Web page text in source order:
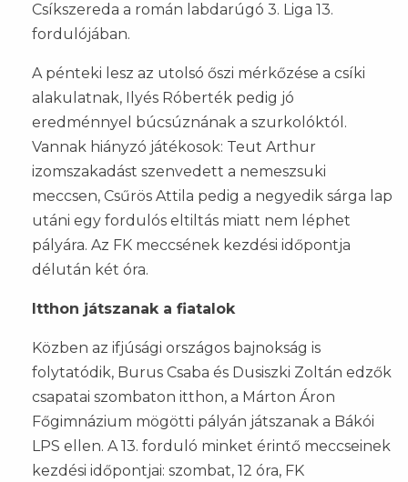
Csíkszereda a román labdarúgó 3. Liga 13.
fordulójában.
A pénteki lesz az utolsó őszi mérkőzése a csíki
alakulatnak, Ilyés Róberték pedig jó
eredménnyel búcsúznának a szurkolóktól.
Vannak hiányzó játékosok: Teut Arthur
izomszakadást szenvedett a nemeszsuki
meccsen, Csűrös Attila pedig a negyedik sárga lap
utáni egy fordulós eltiltás miatt nem léphet
pályára. Az FK meccsének kezdési időpontja
délután két óra.
Itthon játszanak a fiatalok
Közben az ifjúsági országos bajnokság is
folytatódik, Burus Csaba és Dusiszki Zoltán edzők
csapatai szombaton itthon, a Márton Áron
Főgimnázium mögötti pályán játszanak a Bákói
LPS ellen. A 13. forduló minket érintő meccseinek
kezdési időpontjai: szombat, 12 óra, FK